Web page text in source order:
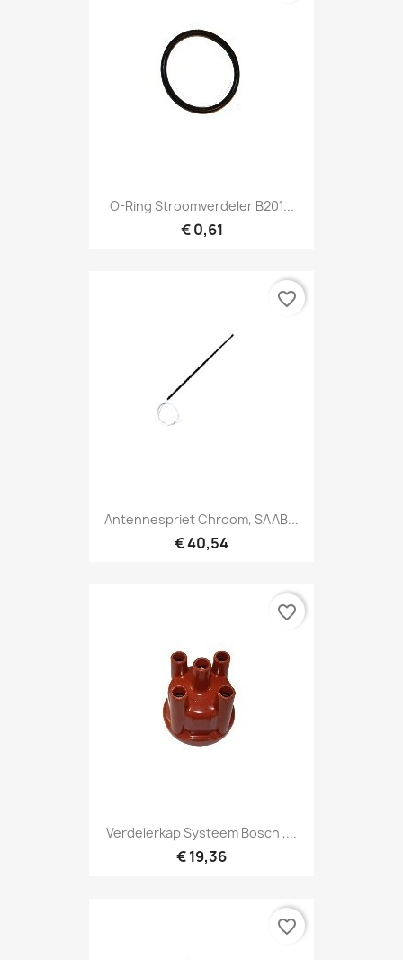
O-Ring Stroomverdeler B201...
€ 0,61
Antennespriet Chroom, SAAB...
€ 40,54
favorite_border
Verdelerkap Systeem Bosch ,...
€ 19,36
favorite_border
favorite_border